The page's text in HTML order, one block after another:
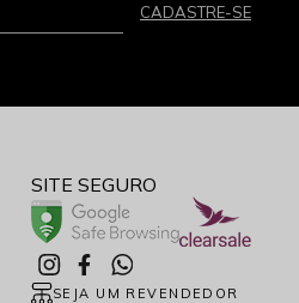
CADASTRE-SE
SITE SEGURO
SEJA UM REVENDEDOR